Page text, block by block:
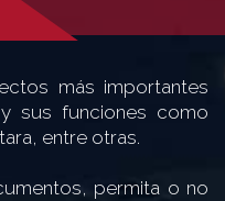
más importantes
sus funciones como
entre otras.
permita o no